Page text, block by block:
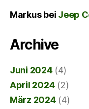
Markusbei Jeep
Archive
Juni 2024(4)
April 2024(2)
März 2024(4)